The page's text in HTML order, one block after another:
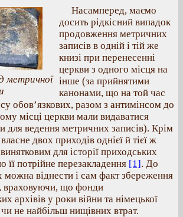
метричної
Насамперед, маємо
досить рідкісний випадок
продовження метричних
записів в одній і тій же
книзі при перенесенні
церкви з одного місця на
інше (за прийнятими
канонами, що на той час
обов’язкових, разом з антимінсом до
місці церкви мали видаватися
для ведення метричних записів). Крім
двох приходів однієї й тієї ж
для історії приходських
її потрійне перезакладення [1]. До
можна віднести і сам факт збереження
враховуючи, що фонди
архівів у роки війни та німецької
чи не найбільш нищівних втрат.